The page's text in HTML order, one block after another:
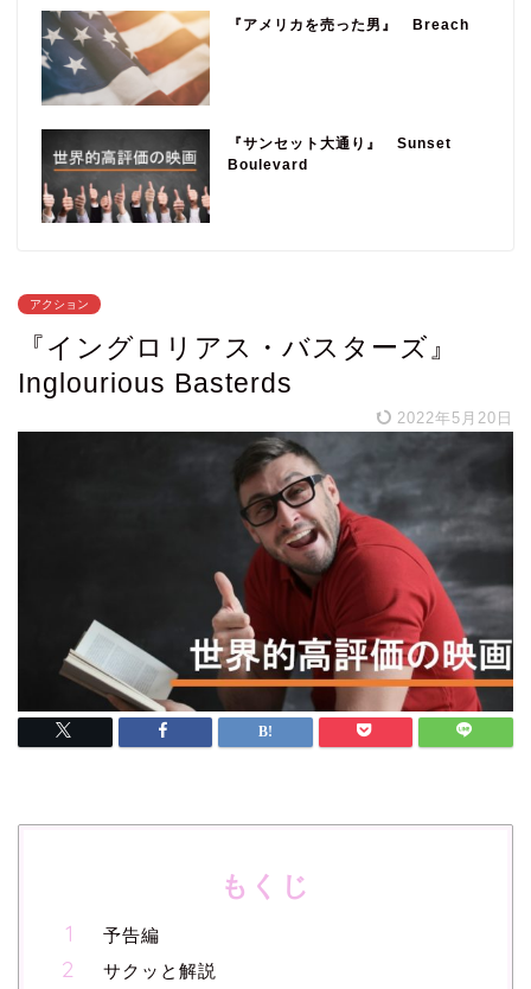
『アメリカを売った男』 Breach
『サンセット大通り』 Sunset
Boulevard
アクション
『イングロリアス・バスターズ』
Inglourious Basterds
2022年5月20日
もくじ
予告編
サクッと解説